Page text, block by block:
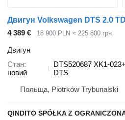
4 389 € 18 900 PLN ≈ 225 800 грн
Двигун
Стан
новий
DTS520687 XK1-
DTS
Польща, Piotrków Trybunalski